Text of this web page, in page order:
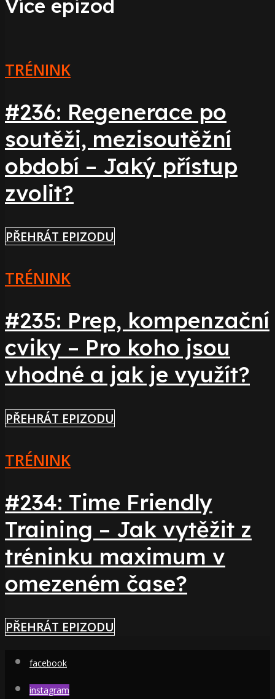
Více epizod
TRÉNINK
#236: Regenerace po
soutěži, mezisoutěžní
období – Jaký přístup
zvolit?
PŘEHRÁT EPIZODU
TRÉNINK
#235: Prep, kompenzační
cviky – Pro koho jsou
vhodné a jak je využít?
PŘEHRÁT EPIZODU
TRÉNINK
#234: Time Friendly
Training – Jak vytěžit z
tréninku maximum v
omezeném čase?
PŘEHRÁT EPIZODU
facebook
instagram